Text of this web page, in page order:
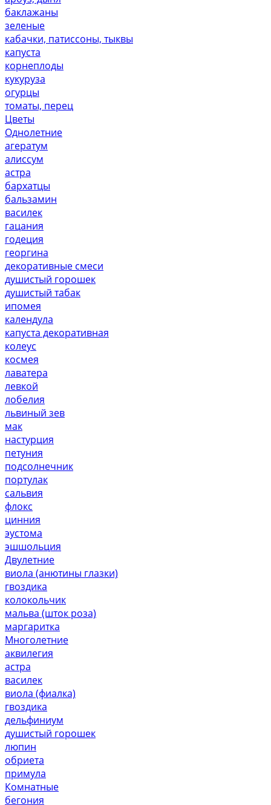
баклажаны
зеленые
кабачки, патиссоны, тыквы
капуста
корнеплоды
кукуруза
огурцы
томаты, перец
Цветы
Однолетние
агератум
алиссум
астра
бархатцы
бальзамин
василек
гацания
годеция
георгина
декоративные смеси
душистый горошек
душистый табак
ипомея
календула
капуста декоративная
колеус
космея
лаватера
левкой
лобелия
львиный зев
мак
настурция
петуния
подсолнечник
портулак
сальвия
флокс
цинния
эустома
эшшольция
Двулетние
виола (анютины глазки)
гвоздика
колокольчик
мальва (шток роза)
маргаритка
Многолетние
аквилегия
астра
василек
виола (фиалка)
гвоздика
дельфиниум
душистый горошек
люпин
обриета
примула
Комнатные
бегония